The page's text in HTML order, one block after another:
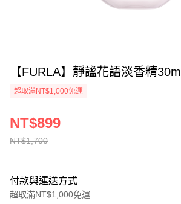
【FURLA】靜謐花語淡香精30ml
超取滿NT$1,000免運
NT$1,700
NT$899
付款與運送方式
超取滿NT$1,000免運